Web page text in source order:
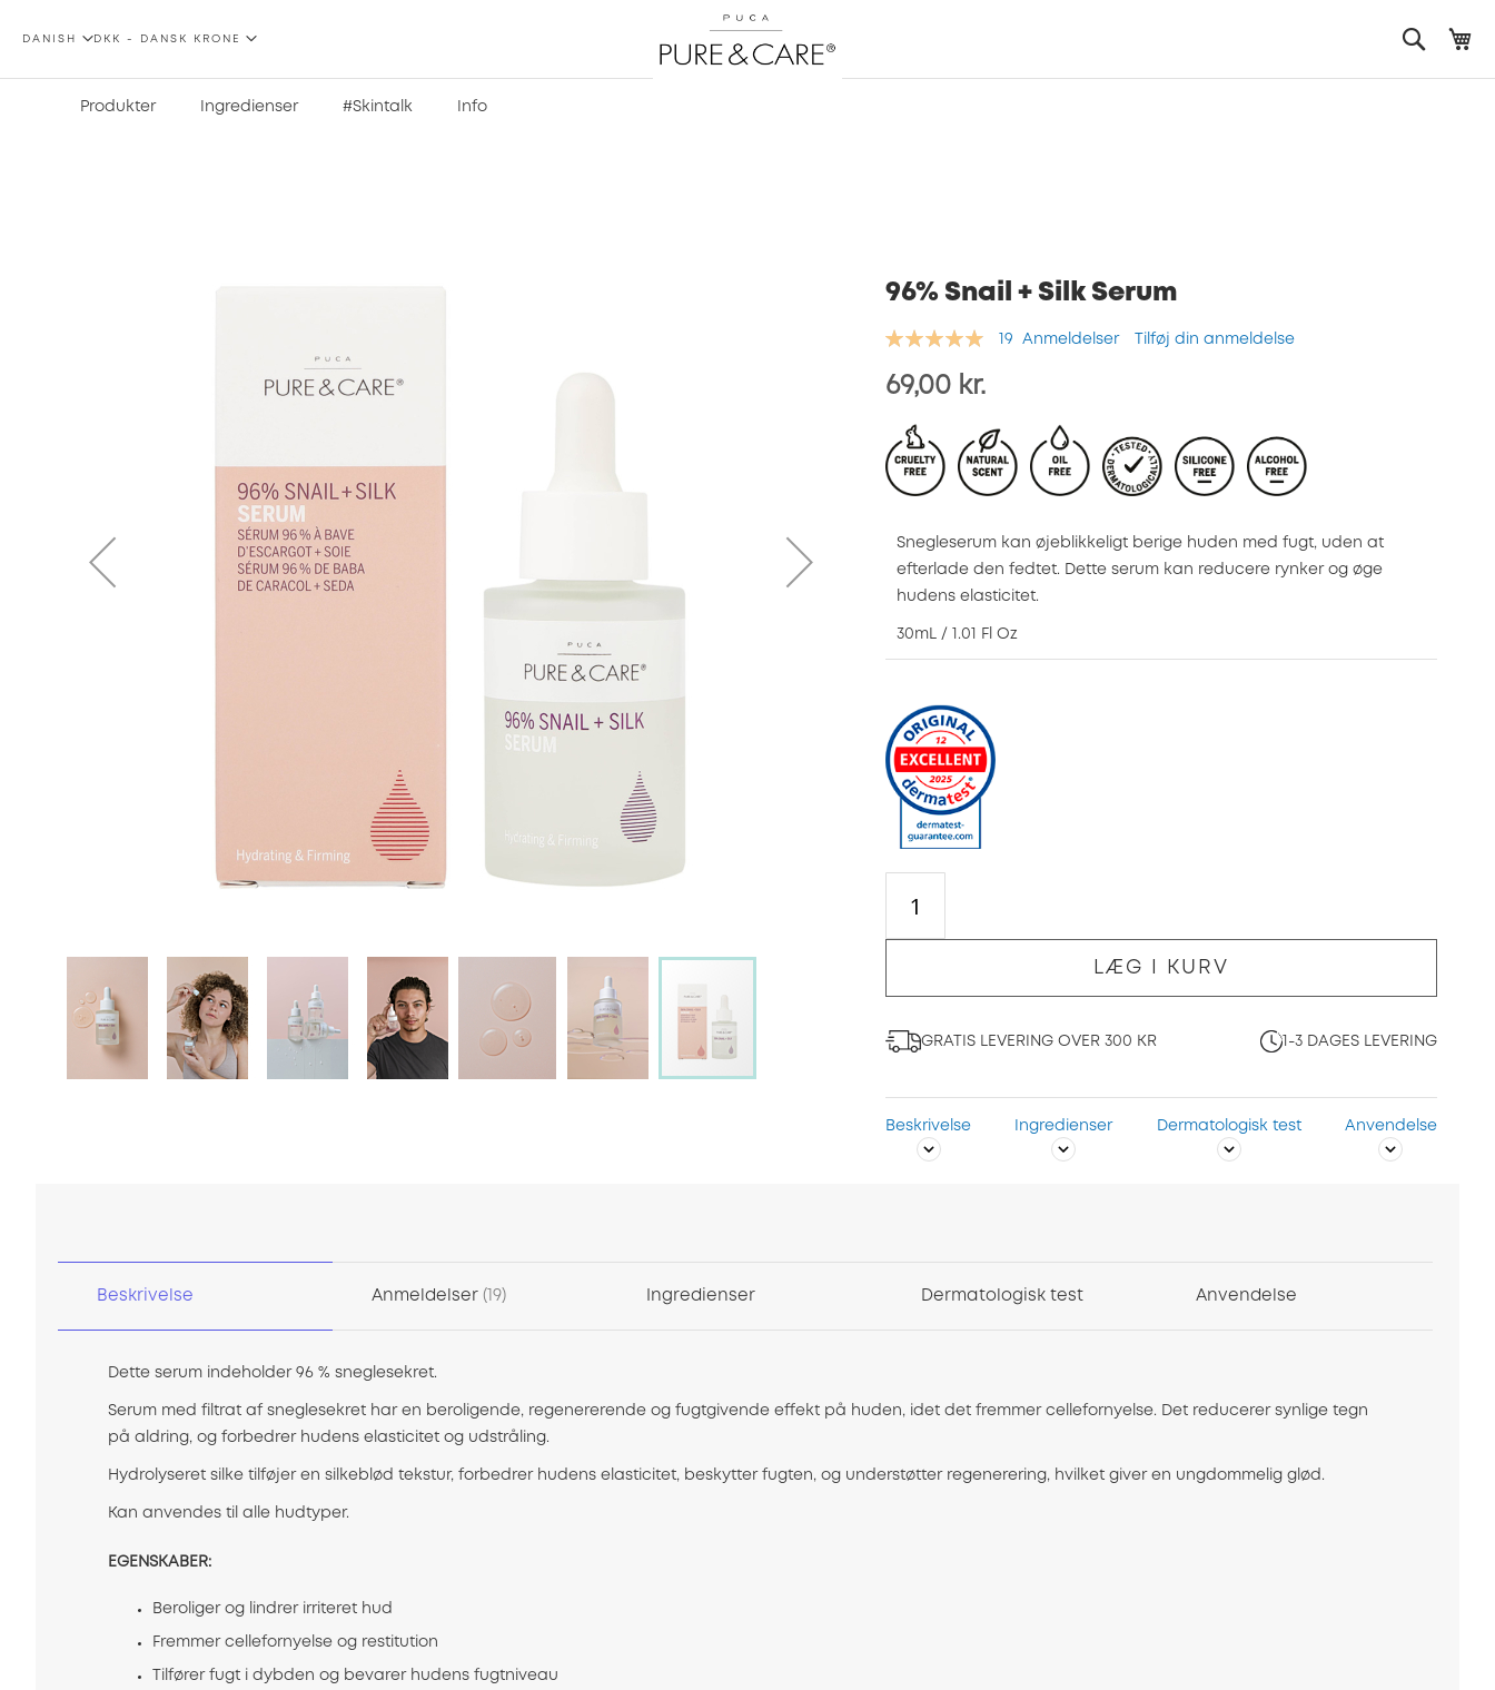
SPROG
DANISH
VALUTA
DKK - DANSK KRONE
Produkter Ingredienser #Skintalk Info
96% Snail + Silk Serum
Bedømmelse:
19 Anmeldelser Tilføj din anmeldelse
69,00 kr.
Snegleserum kan øjeblikkeligt berige huden med fugt, uden at
efterlade den fedtet. Dette serum kan reducere rynker og øge
hudens elasticitet.
30mL / 1.01 Fl Oz
LÆG I KURV
GRATIS LEVERING OVER 300 KR 1-3 DAGES LEVERING
Beskrivelse Ingredienser Dermatologisk test Anvendelse
Beskrivelse
Dette serum indeholder 96 % sneglesekret.
Serum med filtrat af sneglesekret har en beroligende, regenererende og fugtgivende effekt på huden, idet det fremmer cellefornyelse. Det reducerer synlige tegn
på aldring, og forbedrer hudens elasticitet og udstråling.
Hydrolyseret silke tilføjer en silkeblød tekstur, forbedrer hudens elasticitet, beskytter fugten, og understøtter regenerering, hvilket giver en ungdommelig glød.
Kan anvendes til alle hudtyper.
EGENSKABER:
Beroliger og lindrer irriteret hud
Fremmer cellefornyelse og restitution
Tilfører fugt i dybden og bevarer hudens fugtniveau
Anmeldelser 19 Ingredienser Dermatologisk test Anvendelse